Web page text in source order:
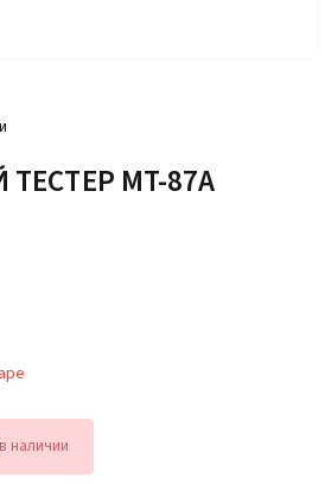
ТЕСТЕР МТ-87А
наличии